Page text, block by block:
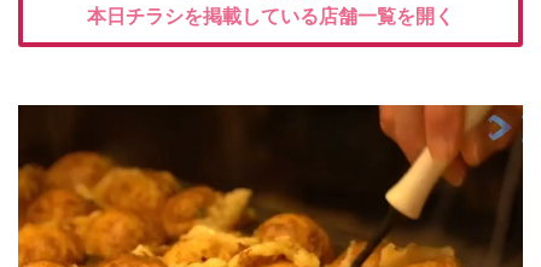
本日チラシを掲載している店舗一覧を開く